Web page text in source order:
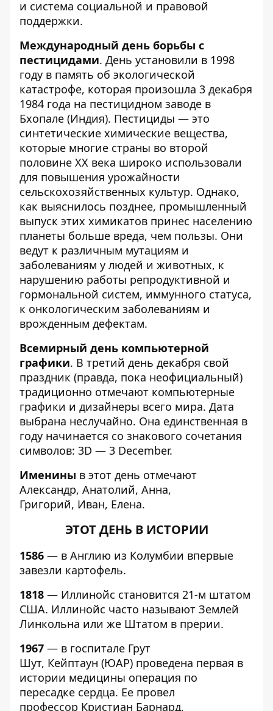
и система социальной и правовой
поддержки.
Международный день борьбы с
пестицидами. День установили в 1998
году в память об экологической
катастрофе, которая произошла 3 декабря
1984 года на пестицидном заводе в
Бхопале (Индия). Пестициды — это
синтетические химические вещества,
которые многие страны во второй
половине ХХ века широко использовали
для повышения урожайности
сельскохозяйственных культур. Однако,
как выяснилось позднее, промышленный
выпуск этих химикатов принес населению
планеты больше вреда, чем пользы. Они
ведут к различным мутациям и
заболеваниям у людей и животных, к
нарушению работы репродуктивной и
гормональной систем, иммунного статуса,
к онкологическим заболеваниям и
врожденным дефектам.
Всемирный день компьютерной
графики. В третий день декабря свой
праздник (правда, пока неофициальный)
традиционно отмечают компьютерные
графики и дизайнеры всего мира. Дата
выбрана неслучайно. Она единственная в
году начинается со знакового сочетания
символов: 3D — 3 December.
Именины в этот день отмечают
Александр, Анатолий, Анна,
Григорий, Иван, Елена.
ЭТОТ ДЕНЬ В ИСТОРИИ
1586 — в Англию из Колумбии впервые
завезли картофель.
1818 — Иллинойс становится 21-м штатом
США. Иллинойс часто называют Землей
Линкольна или же Штатом в прерии.
1967 — в госпитале Грут
Шут, Кейптаун (ЮАР) проведена первая в
истории медицины операция по
пересадке сердца. Ее провел
профессор Кристиан Барнард,